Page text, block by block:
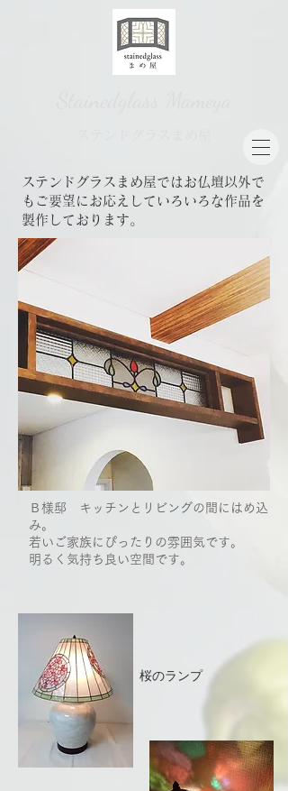
​ステンドグラスまめ屋ではお仏壇以外で
もご要望にお応えしていろいろな作品を
製作しております。
Ｂ様邸 キッチンとリビングの間にはめ込
み。
​若いご家族にぴったりの雰囲気です。
​明るく気持ち良い空間です。
​桜のランプ